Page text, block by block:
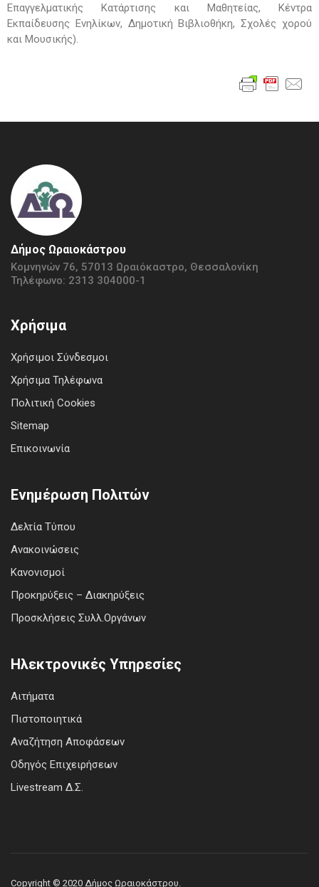
Επαγγελματικής Κατάρτισης και Μαθητείας, Κέντρα
Εκπαίδευσης Ενηλίκων, Δημοτική Βιβλιοθήκη, Σχολές χορού
και Μουσικής).
Δήμος Ωραιοκάστρου
Κομνηνών 76, 57013 Ωραιόκαστρο, Θεσσαλονίκη
Τηλέφωνο: 2313 304000-1
Χρήσιμα
Χρήσιμοι Σύνδεσμοι
Χρήσιμα Τηλέφωνα
Πολιτική Cookies
Sitemap
Επικοινωνία
Ενημέρωση Πολιτών
Δελτία Τύπου
Ανακοινώσεις
Κανονισμοί
Προκηρύξεις – Διακηρύξεις
Προσκλήσεις Συλλ.Οργάνων
Ηλεκτρονικές Υπηρεσίες
Αιτήματα
Πιστοποιητικά
Αναζήτηση Αποφάσεων
Οδηγός Επιχειρήσεων
Livestream Δ.Σ.
Copyright © 2020 Δήμος Ωραιοκάστρου.